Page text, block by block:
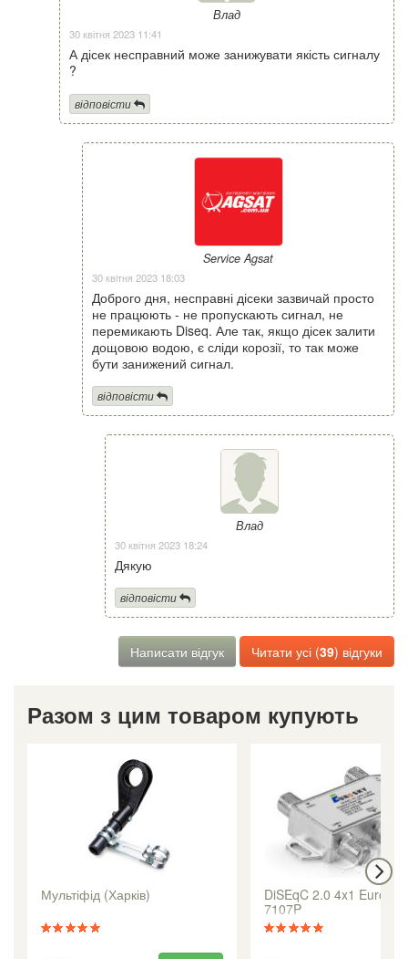
Влад
30 квітня 2023 11:41
А дісек несправний може занижувати якість сигналу
?
відповісти
Service Agsat
30 квітня 2023 18:03
Доброго дня, несправні дісеки зазвичай просто
не працюють - не пропускають сигнал, не
перемикають Diseq. Але так, якщо дісек залити
дощовою водою, є сліди корозії, то так може
бути занижений сигнал.
відповісти
Влад
30 квітня 2023 18:24
Дякую
відповісти
Написати відгук Читати усі (39) відгуки
Разом з цим товаром купують
Мультіфід (Харків)
DiSEqC 2.0 4x1
7107P